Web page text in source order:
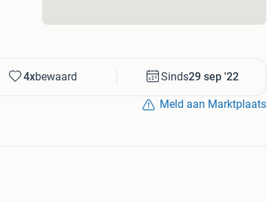
4xbewaard Sinds29 sep '22
Meld aan Marktplaats